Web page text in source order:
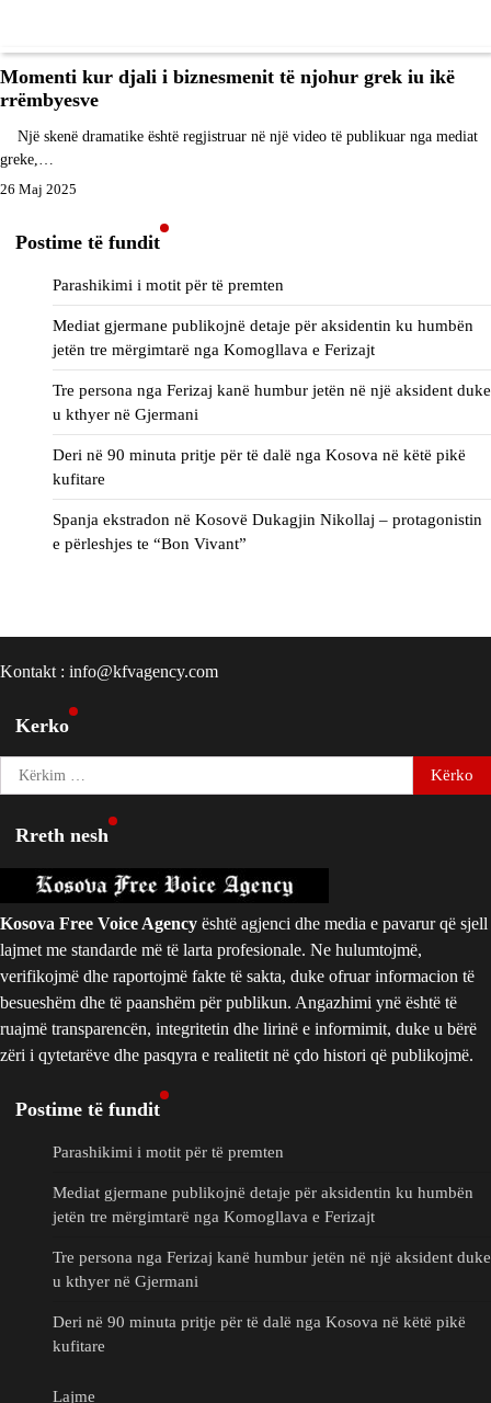
Momenti kur djali i biznesmenit të njohur grek iu ikë
rrëmbyesve
Një skenë dramatike është regjistruar në një video të publikuar nga mediat
greke,…
26 Maj 2025
Postime të fundit
Parashikimi i motit për të premten
Mediat gjermane publikojnë detaje për aksidentin ku humbën
jetën tre mërgimtarë nga Komogllava e Ferizajt
Tre persona nga Ferizaj kanë humbur jetën në një aksident duke
u kthyer në Gjermani
Deri në 90 minuta pritje për të dalë nga Kosova në këtë pikë
kufitare
Spanja ekstradon në Kosovë Dukagjin Nikollaj – protagonistin
e përleshjes te “Bon Vivant”
Kontakt : info@kfvagency.com
Kerko
Kërko
për:
Rreth nesh
Kosova Free Voice Agency është agjenci dhe media e pavarur që sjell
lajmet me standarde më të larta profesionale. Ne hulumtojmë,
verifikojmë dhe raportojmë fakte të sakta, duke ofruar informacion të
besueshëm dhe të paanshëm për publikun. Angazhimi ynë është të
ruajmë transparencën, integritetin dhe lirinë e informimit, duke u bërë
zëri i qytetarëve dhe pasqyra e realitetit në çdo histori që publikojmë.
Postime të fundit
Parashikimi i motit për të premten
Mediat gjermane publikojnë detaje për aksidentin ku humbën
jetën tre mërgimtarë nga Komogllava e Ferizajt
Tre persona nga Ferizaj kanë humbur jetën në një aksident duke
u kthyer në Gjermani
Deri në 90 minuta pritje për të dalë nga Kosova në këtë pikë
kufitare
Lajme